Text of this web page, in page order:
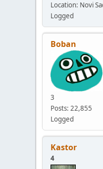
Location: Novi
Logged
Boban
3
Posts: 22,855
Logged
Kastor
4